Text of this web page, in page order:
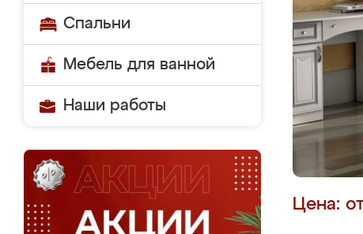
Спальни
Мебель для ванной
Наши работы
Цена: